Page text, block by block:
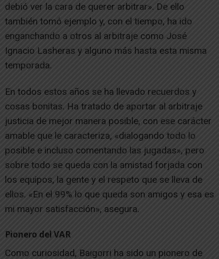
debió ver la cara de querer arbitrar». De ello
también tomó ejemplo y, con el tiempo, ha ido
enganchando a otros al arbitraje como José
Ignacio Lasheras y alguno más hasta esta misma
temporada.
En todos estos años se ha llevado recuerdos y
cosas bonitas. Ha tratado de aportar al arbitraje
justicia de mejor manera posible, con ese carácter
amable que le caracteriza, «dialogando todo lo
posible e incluso comentando las jugadas», pero
sobre todo se queda con la amistad forjada con
los equipos, la gente y el respeto que se lleva de
ellos. «En el 99% lo que queda son amigos y esa es
mi mayor satisfacción», asegura.
Pionero del VAR
Como curiosidad, Baigorri ha sido un pionero de